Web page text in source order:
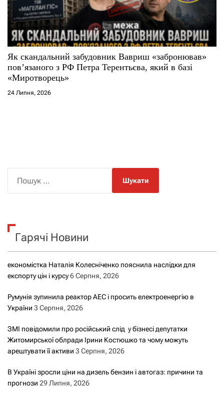
Як скандальний забудовник Вавриш «забронював»
повʼязаного з РФ Петра Терентьєва, який в базі
«Миротворець»
24 Липня, 2026
к
Гарячі Новини
економістка Наталія Колесніченко пояснила наслідки для
експорту цін і курсу6 Серпня, 2026
Румунія зупинила реактор АЕС і просить електроенергію в
України 3 Серпня, 2026
ЗМІ повідомили про російський слід у бізнесі депутатки
Житомирської облради Ірини Костюшко та чому можуть
арештувати її активи 3 Серпня, 2026
В Україні зросли ціни на дизель бензин і автогаз: причини та
прогнози 29 Липня, 2026